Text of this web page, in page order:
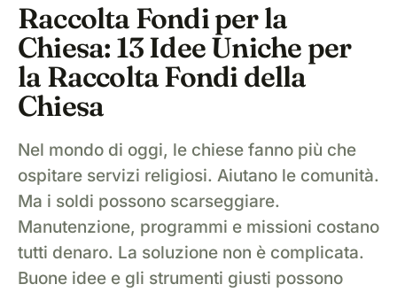
Raccolta Fondi per la
Chiesa: 13 Idee Uniche per
la Raccolta Fondi della
Chiesa
Nel mondo di oggi, le chiese fanno più che
ospitare servizi religiosi. Aiutano le comunità.
Ma i soldi possono scarseggiare.
Manutenzione, programmi e missioni costano
tutti denaro. La soluzione non è complicata.
Buone idee e gli strumenti giusti possono